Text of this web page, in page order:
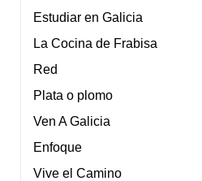
Estudiar en Galicia
La Cocina de Frabisa
Red
Plata o plomo
Ven A Galicia
Enfoque
Vive el Camino